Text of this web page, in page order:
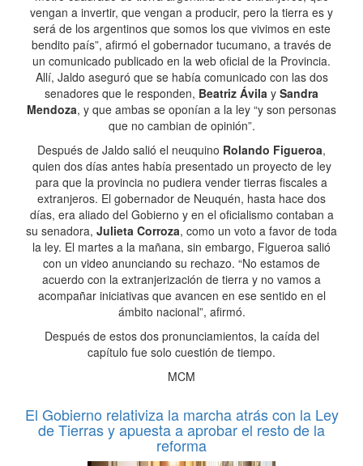
vengan a invertir, que vengan a producir, pero la tierra es y
será de los argentinos que somos los que vivimos en este
bendito país”, afirmó el gobernador tucumano, a través de
un comunicado publicado en la web oficial de la Provincia.
Allí, Jaldo aseguró que se había comunicado con las dos
senadores que le responden, Beatriz Ávila y Sandra
Mendoza, y que ambas se oponían a la ley “y son personas
que no cambian de opinión”.
Después de Jaldo salió el neuquino Rolando Figueroa,
quien dos días antes había presentado un proyecto de ley
para que la provincia no pudiera vender tierras fiscales a
extranjeros. El gobernador de Neuquén, hasta hace dos
días, era aliado del Gobierno y en el oficialismo contaban a
su senadora, Julieta Corroza, como un voto a favor de toda
la ley. El martes a la mañana, sin embargo, Figueroa salió
con un video anunciando su rechazo. “No estamos de
acuerdo con la extranjerización de tierra y no vamos a
acompañar iniciativas que avancen en ese sentido en el
ámbito nacional”, afirmó.
Después de estos dos pronunciamientos, la caída del
capítulo fue solo cuestión de tiempo.
MCM
El Gobierno relativiza la marcha atrás con la Ley
de Tierras y apuesta a aprobar el resto de la
reforma